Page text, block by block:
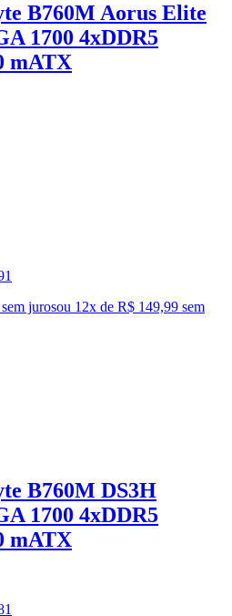
B760M Aorus Elite
1700 4xDDR5
mATX
jurosou 12x de R$ 149,99 sem
B760M DS3H
1700 4xDDR5
mATX